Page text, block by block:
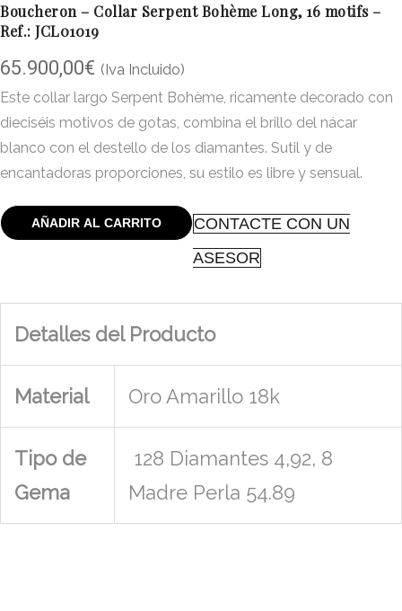
Boucheron – Collar Serpent Bohème Long, 16 motifs –
Ref.: JCL01019
65.900,00€ (Iva Incluido)
Este collar largo Serpent Bohème, ricamente decorado con
dieciséis motivos de gotas, combina el brillo del nácar
blanco con el destello de los diamantes. Sutil y de
encantadoras proporciones, su estilo es libre y sensual.
AÑADIR AL CARRITO
CONTACTE CON UN
ASESOR
Detalles del Producto
Material Oro Amarillo 18k
Tipo de
Gema
128 Diamantes 4,92, 8
Madre Perla 54.89